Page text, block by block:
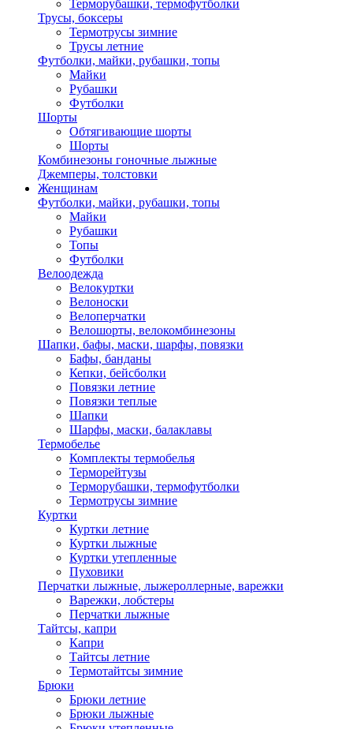
Терморубашки, термофутболки
Трусы, боксеры
Термотрусы зимние
Трусы летние
Футболки, майки, рубашки, топы
Майки
Рубашки
Футболки
Шорты
Обтягивающие шорты
Шорты
Комбинезоны гоночные лыжные
Джемперы, толстовки
Женщинам
Футболки, майки, рубашки, топы
Майки
Рубашки
Топы
Футболки
Велоодежда
Велокуртки
Велоноски
Велоперчатки
Велошорты, велокомбинезоны
Шапки, бафы, маски, шарфы, повязки
Бафы, банданы
Кепки, бейсболки
Повязки летние
Повязки теплые
Шапки
Шарфы, маски, балаклавы
Термобелье
Комплекты термобелья
Терморейтузы
Терморубашки, термофутболки
Термотрусы зимние
Куртки
Куртки летние
Куртки лыжные
Куртки утепленные
Пуховики
Перчатки лыжные, лыжероллерные, варежки
Варежки, лобстеры
Перчатки лыжные
Тайтсы, капри
Капри
Тайтсы летние
Термотайтсы зимние
Брюки
Брюки летние
Брюки лыжные